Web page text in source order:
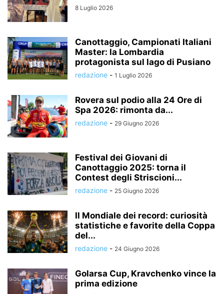
8 Luglio 2026
Canottaggio, Campionati Italiani
Master: la Lombardia
protagonista sul lago di Pusiano
redazione - 1 Luglio 2026
Rovera sul podio alla 24 Ore di
Spa 2026: rimonta da...
redazione - 29 Giugno 2026
Festival dei Giovani di
Canottaggio 2025: torna il
Contest degli Striscioni...
redazione - 25 Giugno 2026
Il Mondiale dei record: curiosità
statistiche e favorite della Coppa
del...
redazione - 24 Giugno 2026
Golarsa Cup, Kravchenko vince la
prima edizione